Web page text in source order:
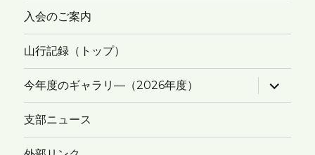
入会のご案内
山行記録（トップ）
今年度のギャラリ―（2026年度）
サ
ブ
メ
ー
支部ニュース